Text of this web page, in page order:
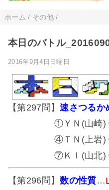
ホーム / その他/
本日のバトル
2016年9月4日日曜日
【第297問】速さつるか
①ＹＮ(山崎)
④ＴＮ(上岩)
⑦ＫＩ(山北)
【第296問】数の性質…